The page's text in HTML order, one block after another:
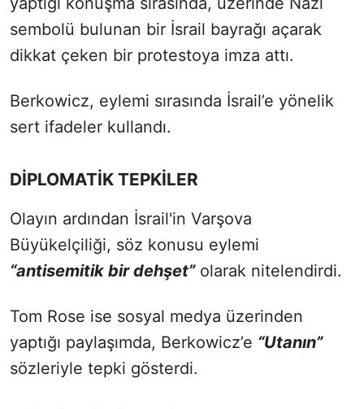
sembolü bulunan bir İsrail bayrağı açarak
dikkat çeken bir protestoya imza attı.
Berkowicz, eylemi sırasında İsrail’e yönelik
sert ifadeler kullandı.
DİPLOMATİK TEPKİLER
Olayın ardından İsrail'in Varşova
Büyükelçiliği, söz konusu eylemi
“antisemitik bir dehşet”olarak nitelendirdi.
Tom Rose ise sosyal medya üzerinden
yaptığı paylaşımda, Berkowicz’e “Utanın”
sözleriyle tepki gösterdi.